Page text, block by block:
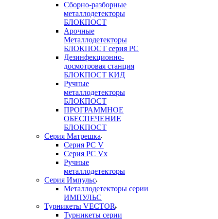
Сборно-разборные
металлодетекторы
БЛОКПОСТ
Арочные
Металлодетекторы
БЛОКПОСТ серия РС
Дезинфекционно-
досмотровая станция
БЛОКПОСТ КИД
Ручные
металлодетекторы
БЛОКПОСТ
ПРОГРАММНОЕ
ОБЕСПЕЧЕНИЕ
БЛОКПОСТ
Серия Матрешка
Серия PC V
Серия PC Vx
Ручные
металлодетекторы
Серия Импульс
Металлодетекторы серии
ИМПУЛЬС
Турникеты VECTOR
Турникеты серии